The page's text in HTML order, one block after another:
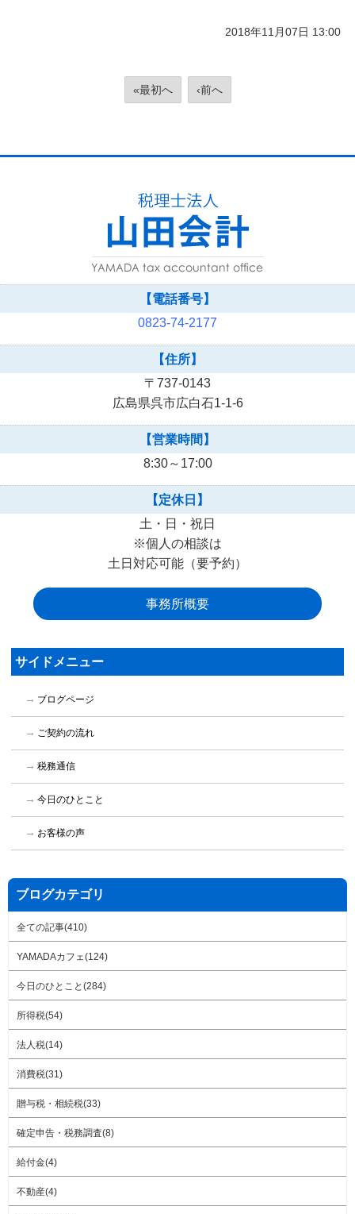
2018年11月07日 13:00
«最初へ ‹前へ
【電話番号】
0823-74-2177
【住所】
〒737-0143
広島県呉市広白石1-1-6
【営業時間】
8:30～17:00
【定休日】
土・日・祝日
※個人の相談は
土日対応可能（要予約）
事務所概要
サイドメニュー
ブログページ
ご契約の流れ
税務通信
今日のひとこと
お客様の声
ブログカテゴリ
全ての記事(410)
YAMADAカフェ(124)
今日のひとこと(284)
所得税(54)
法人税(14)
消費税(31)
贈与税・相続税(33)
確定申告・税務調査(8)
給付金(4)
不動産(4)